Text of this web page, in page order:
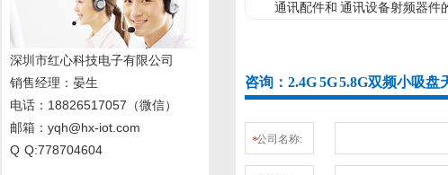
深圳市红心科技电子有限公司
销售经理 ：晏生
电话：18826517057（微信）
邮箱：yqh@hx-iot.com
Q Q:778704604
通讯配件和 通讯设备射频器件
咨询：2.4G 5G 5.8G双频小吸
*公司名称: